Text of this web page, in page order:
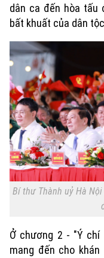
dân ca đến hòa tấu
bất khuất của dân
Bí thư Thành uỷ Hà
Ở chương 2 - "Ý chí
mang đến cho